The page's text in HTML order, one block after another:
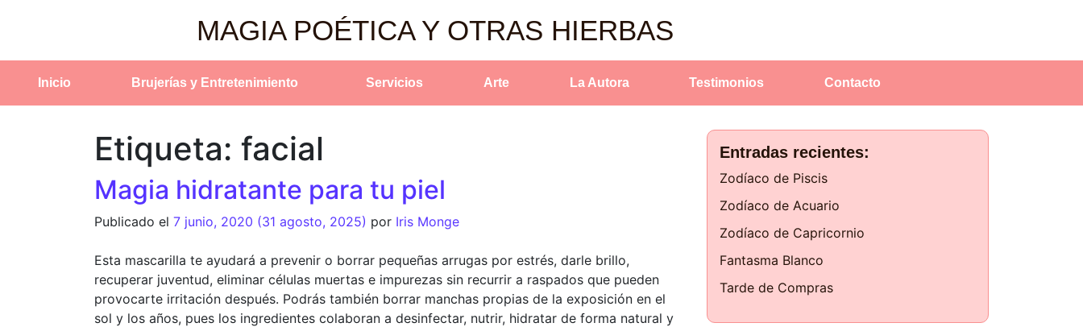
MAGIA POÉTICA Y OTRAS HIERBAS
Inicio Brujerías y Entretenimiento Servicios Arte La Autora Testimonios Contacto
Etiqueta: facial
Magia hidratante para tu piel
Publicado el 7 junio, 2020 (31 agosto, 2025) por Iris Monge
Esta mascarilla te ayudará a prevenir o borrar pequeñas arrugas por estrés, darle brillo,
recuperar juventud, eliminar células muertas e impurezas sin recurrir a raspados que pueden
provocarte irritación después. Podrás también borrar manchas propias de la exposición en el
sol y los años, pues los ingredientes colaboran a desinfectar, nutrir, hidratar de forma natural y
Entradas recientes:
Zodíaco de Piscis
Zodíaco de Acuario
Zodíaco de Capricornio
Fantasma Blanco
Tarde de Compras